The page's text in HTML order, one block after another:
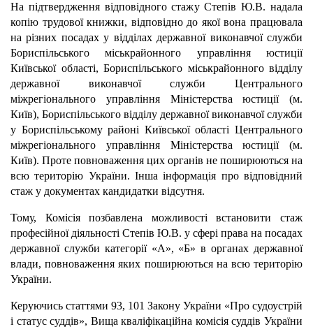
На підтвердження відповідного стажу Степів Ю.В. надала
копію трудової книжки, відповідно до якої вона працювала
на різних посадах у відділах державної виконавчої служби
Бориспільського міськрайонного управління юстиції
Київської області, Бориспільського міськрайонного відділу
державної виконавчої служби Центрального
міжрегіонального управління Міністерства юстиції (м.
Київ), Бориспільського відділу державної виконавчої служби
у Бориспільському районі Київської області Центрального
міжрегіонального управління Міністерства юстиції (м.
Київ). Проте повноваження цих органів не поширюються на
всю територію України. Інша інформація про відповідний
стаж у документах кандидатки відсутня.
Тому, Комісія позбавлена можливості встановити стаж
професійної діяльності Степів Ю.В. у сфері права на посадах
державної служби категорії «А», «Б» в органах державної
влади, повноваження яких поширюються на всю територію
України.
Керуючись статтями 93, 101 Закону України «Про судоустрій
і статус суддів», Вища кваліфікаційна комісія суддів України